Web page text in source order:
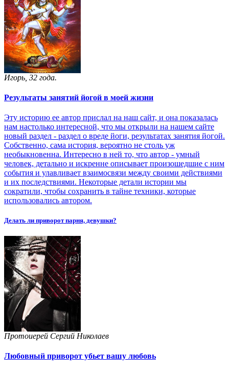
Игорь, 32 года.
Результаты занятий йогой в моей жизни
Эту историю ее автор прислал на наш сайт, и она показалась
нам настолько интересной, что мы открыли на нашем сайте
новый раздел - раздел о вреде йоги, результатах занятия йогой.
Собственно, сама история, вероятно не столь уж
необыкновенна. Интересно в ней то, что автор - умный
человек, детально и искренне описывает произошедшие с ним
события и улавливает взаимосвязи между своими действиями
и их последствиями. Некоторые детали истории мы
сократили, чтобы сохранить в тайне техники, которые
использовались автором.
Делать ли приворот парня, девушки?
Протоиерей Сергий Николаев
Любовный приворот убьет вашу любовь